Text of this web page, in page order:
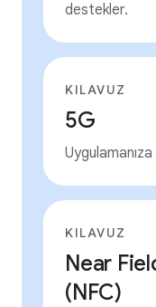
destekler.
KILAVUZ
5G
KILAVUZ
Near
(NFC)